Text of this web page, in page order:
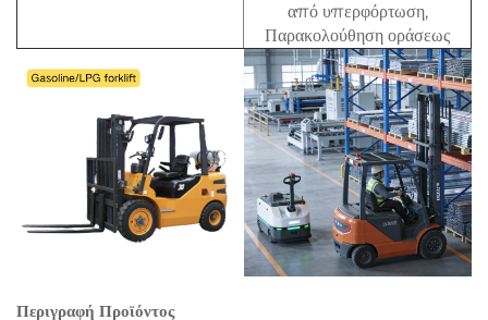
από υπερφόρτωση,
Παρακολούθηση οράσεως
Περιγραφή Προϊόντος